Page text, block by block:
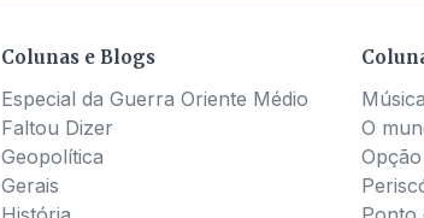
Colunas e Blogs
Especial da Guerra Oriente Médio
Faltou Dizer
Geopolítica
Gerais
Música
O